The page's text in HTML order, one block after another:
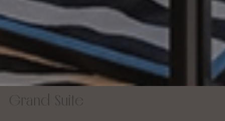
Grand Suite